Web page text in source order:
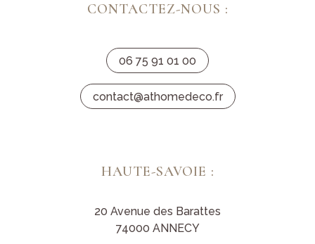
CONTACTEZ-NOUS :
06 75 91 01 00
contact@athomedeco.fr
HAUTE-SAVOIE :
20 Avenue des Barattes
74000 ANNECY